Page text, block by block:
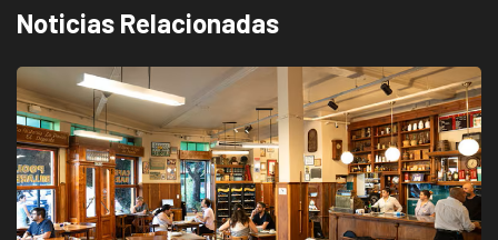
Noticias Relacionadas